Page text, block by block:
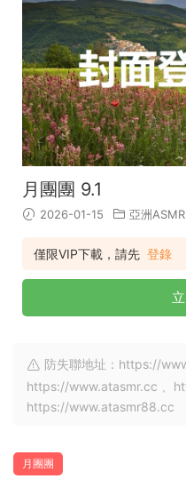
月團團 9.1
2026-01-15 亞洲ASMR
僅限VIP下載，請先 登錄
防失聯地址：https://
https://www.atasmr.cc 、
https://www.atasmr88.cc
月團團